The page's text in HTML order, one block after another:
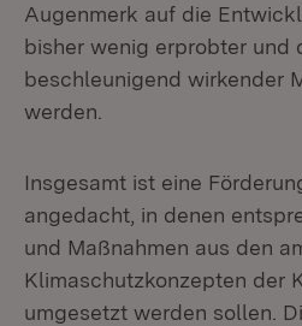
Augenmerk auf die
bisher wenig erprobter und
beschleunigend wirkender
werden.
Insgesamt ist eine
angedacht, in denen
und Maßnahmen aus den
Klimaschutzkonzepten der
umgesetzt werden sollen.